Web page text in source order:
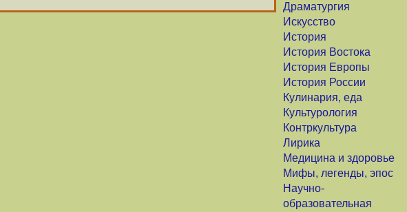
Драматургия
Искусство
История
История Востока
История Европы
История России
Кулинария, еда
Культурология
Контркультура
Лирика
Медицина и здоровье
Мифы, легенды, эпос
Научно-
образовательная